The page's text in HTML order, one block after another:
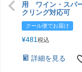
用 ワイン・スパ
クリング対応可
クール便でお届け
¥481税込
詳細を見る